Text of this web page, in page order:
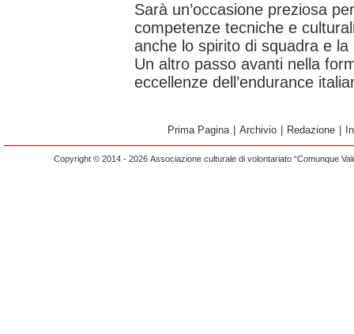
Sarà un’occasione preziosa
competenze tecniche e
anche lo spirito di squadra e
Un altro passo avanti nella
eccellenze dell’endurance
Prima Pagina Archivio Redazione
Copyright © 2014 - 2026 Associazione culturale di volontariato “Comunque